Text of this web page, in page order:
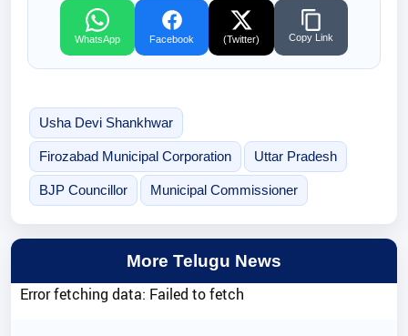
WhatsApp Facebook (Twitter) Copy Link
Usha Devi Shankhwar
Firozabad Municipal Corporation Uttar Pradesh
BJP Councillor Municipal Commissioner
More Telugu News
Error fetching data: Failed to fetch